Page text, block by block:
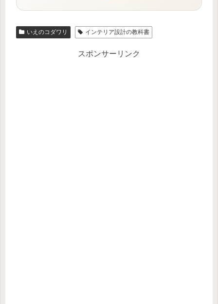
いえのコダワリ インテリア設計の教科書
スポンサーリンク